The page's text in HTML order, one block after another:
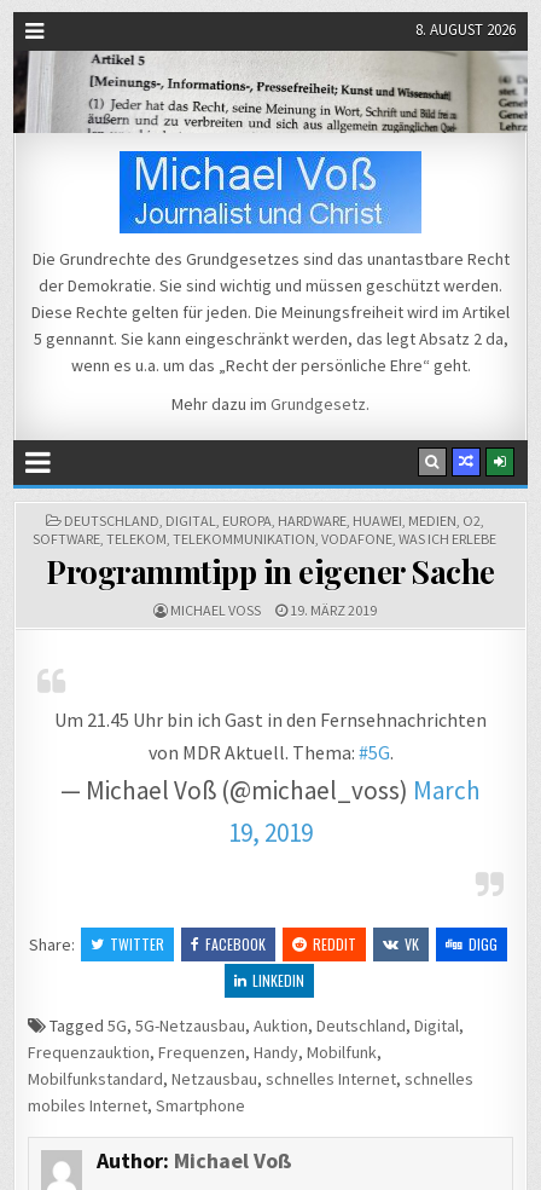
8. AUGUST 2026
Michael Voß
Die Grundrechte des Grundgesetzes sind das unantastbare Recht
der Demokratie. Sie sind wichtig und müssen geschützt werden.
Diese Rechte gelten für jeden. Die Meinungsfreiheit wird im Artikel
5 gennannt. Sie kann eingeschränkt werden, das legt Absatz 2 da,
wenn es u.a. um das „Recht der persönliche Ehre“ geht.
Mehr dazu im Grundgesetz.
POSTED
IN
DEUTSCHLAND, DIGITAL, EUROPA, HARDWARE, HUAWEI, MEDIEN, O2,
SOFTWARE, TELEKOM, TELEKOMMUNIKATION, VODAFONE, WAS ICH ERLEBE
Programmtipp in eigener Sache
MICHAEL VOSS 19. MÄRZ 2019
Um 21.45 Uhr bin ich Gast in den Fernsehnachrichten
von MDR Aktuell. Thema: #5G.
— Michael Voß (@michael_voss) March
19, 2019
Share: TWITTER FACEBOOK REDDIT VK
DIGG
LINKEDIN
Tagged5G,5G-Netzausbau,Auktion,Deutschland,Digital,
Frequenzauktion,Frequenzen,Handy,Mobilfunk,
Mobilfunkstandard,Netzausbau,schnelles Internet,schnelles
mobiles Internet,Smartphone
Author: Michael Voß